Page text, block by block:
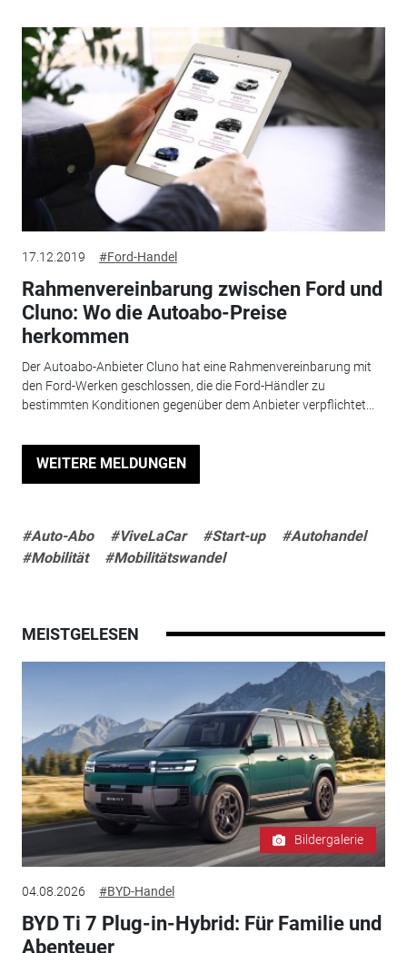
17.12.2019 #Ford-Handel
Rahmenvereinbarung zwischen Ford und
Cluno: Wo die Autoabo-Preise
herkommen
Der Autoabo-Anbieter Cluno hat eine Rahmenvereinbarung mit
den Ford-Werken geschlossen, die die Ford-Händler zu
bestimmten Konditionen gegenüber dem Anbieter verpflichtet...
WEITERE MELDUNGEN
#Auto-Abo #ViveLaCar #Start-up
#Autohandel
#Mobilität
#Mobilitätswandel
MEISTGELESEN
Bildergalerie
04.08.2026 #BYD-Handel
BYD Ti 7 Plug-in-Hybrid: Für Familie und
Abenteuer